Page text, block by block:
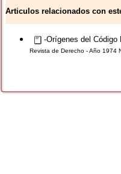
Articulos relacionados con
-Orígenes del Código
Revista de Derecho - Año 1974